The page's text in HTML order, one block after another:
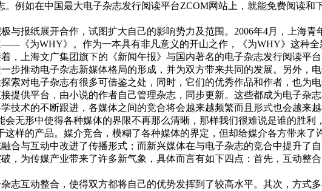
例如在中国最大电子杂志发行阅读平台ZCOM网站上，就能免费阅读和
报纸展开合作，试图扩大自己的影响势力及范围。2006年4月，上海青
《为WHY》。作为一本具有非凡意义的开山之作，《为WHY》这种
，上海文广集团旗下的《新闻午报》与国内著名的电子杂志发行阅读平
步推动电子杂志新媒体格局的形成，并为双方带来共同的发展。另外，
索对电子杂志有很多可借鉴之处，同时，它们的优秀作品和作者，也为
提供平台，由小说的作者自己管理杂志，同步更新。这些都成为电子杂
技术的不断跟进，各媒体之间的竞合将会越来越频繁而且形式也会越来
无形中使得各种媒体的界限不再那么清晰，那样我们很难说是谁的胜利
样的产品。媒介竞合，模糊了各种媒体的界定，但却给媒介各方带来
合与互动中改进了传播形式；而新兴媒体在与电子杂志的竞合中提升了
，为传媒产业带来了许多新气象，具体而言有如下四点：首先，互动整
志互动整合，使得双方都将自己的优势发挥到了较高水平。其次，方式